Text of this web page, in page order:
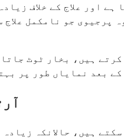
اور علاج کے خلاف
پرجیوی جو نامکمل
گھنٹوں کے اندر بہتری محسوس
بعد نمایاں طور پر
ہیں، حالانکہ